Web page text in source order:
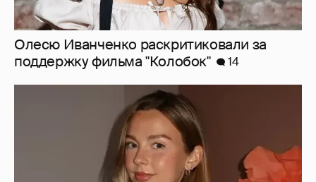
Умерла 26-летняя инфлюенсерша Сидни
Тоул, которую обвиняли в том, что её рак
"ненастоящий"
7